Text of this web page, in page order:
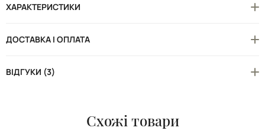
ХАРАКТЕРИСТИКИ
ДОСТАВКА І ОПЛАТА
ВІДГУКИ (3)
Схожі товари